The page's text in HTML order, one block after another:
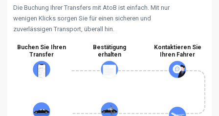
Die Buchung Ihrer Transfers mit AtoB ist einfach. Mit nur
wenigen Klicks sorgen Sie für einen sicheren und
zuverlässigen Transport, überall hin.
Buchen Sie Ihren
Transfer
Bestätigung
erhalten
Kontaktieren Sie
Ihren Fahrer